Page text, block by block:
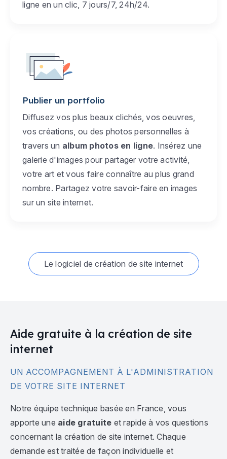
ligne en un clic, 7 jours/7, 24h/24.
Publier un portfolio
Diffusez vos plus beaux clichés, vos oeuvres,
vos créations, ou des photos personnelles à
travers un album photos en ligne. Insérez une
galerie d'images pour partager votre activité,
votre art et vous faire connaître au plus grand
nombre. Partagez votre savoir-faire en images
sur un site internet.
Le logiciel de création de site internet
Aide gratuite à la création de site
internet
UN ACCOMPAGNEMENT À L'ADMINISTRATION
DE VOTRE SITE INTERNET
Notre équipe technique basée en France, vous
apporte une aide gratuite et rapide à vos questions
concernant la création de site internet. Chaque
demande est traitée de façon individuelle et